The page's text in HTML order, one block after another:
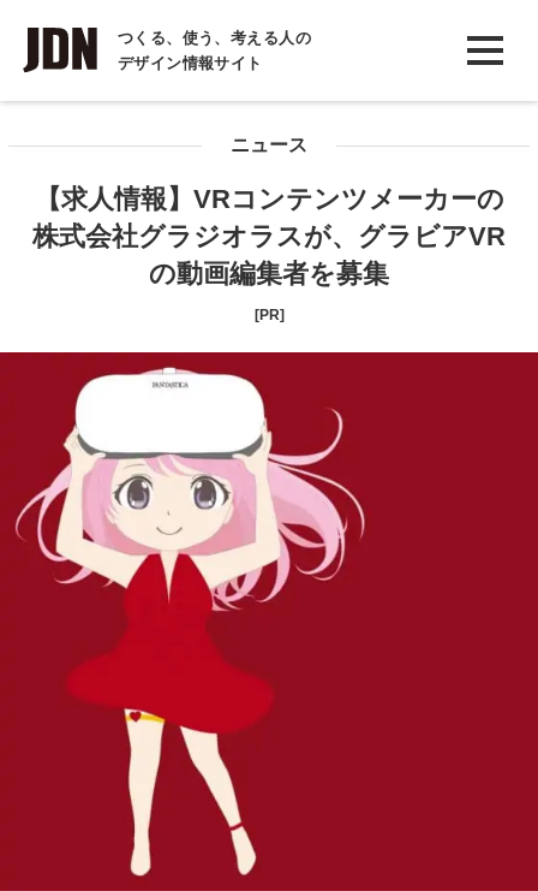
つくる、使う、考える人の
デザイン情報サイト
INTERVIEW
インタビュー
COLUMN
ニュース
【求人情報】VRコンテンツメーカーの
株式会社グラジオラスが、グラビアVR
の動画編集者を募集
[PR]